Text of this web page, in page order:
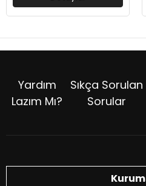
Yardım
Lazım Mı?
Sıkça Sorulan
Sorular